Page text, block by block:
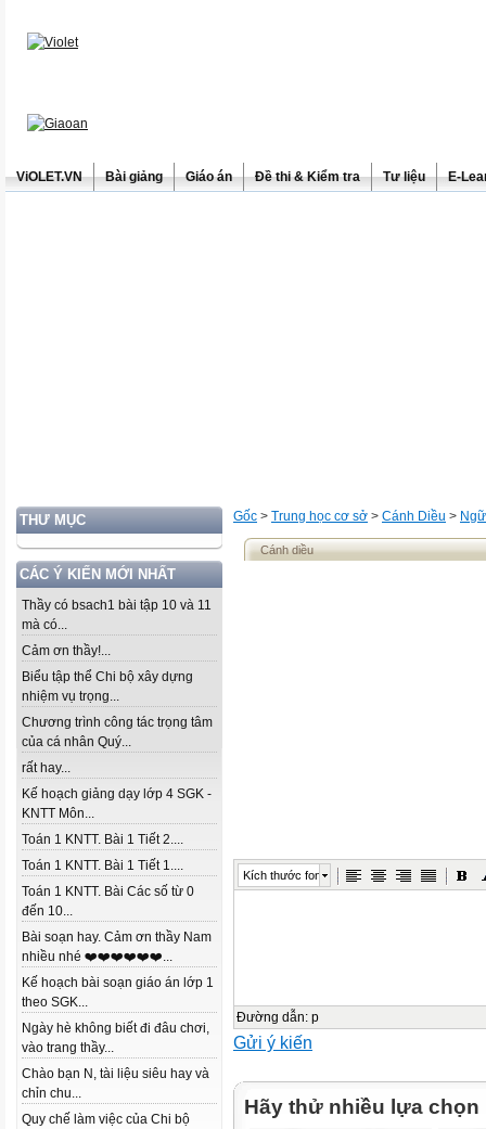
ViOLET.VN Bài giảng Giáo án Đề thi & Kiểm tra Tư liệu E-
THƯ MỤC
CÁC Ý KIẾN MỚI NHẤT
Thầy có bsach1 bài tập 10 và 11
mà có...
Cảm ơn thầy!...
Biểu tập thể Chi bộ xây dựng
nhiệm vụ trọng...
Chương trình công tác trọng tâm
của cá nhân Quý...
rất hay...
Kế hoạch giảng dạy lớp 4 SGK -
KNTT Môn...
Toán 1 KNTT. Bài 1 Tiết 2....
Toán 1 KNTT. Bài 1 Tiết 1....
Toán 1 KNTT. Bài Các số từ 0
đến 10...
Bài soạn hay. Cảm ơn thầy Nam
nhiều nhé ❤️❤️❤️❤️❤️❤️...
Kế hoạch bài soạn giáo án lớp 1
theo SGK...
Ngày hè không biết đi đâu chơi,
vào trang thầy...
Chào bạn N, tài liệu siêu hay và
chỉn chu...
Quy chế làm việc của Chi bộ
Gốc > Trung học cơ sở > Cánh Diều >
Cánh diều
Kích thước font
Đường dẫn: p
Gửi ý kiến
Hãy thử nhiều lựa chọn